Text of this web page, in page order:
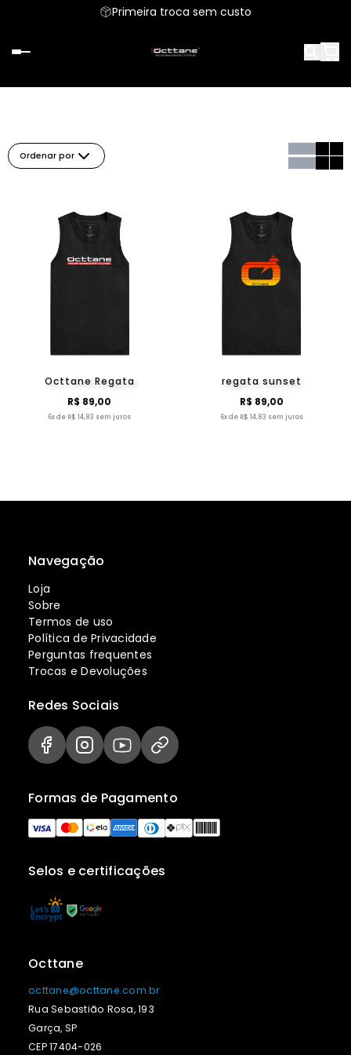
Primeira troca sem custo
Ordenar por
Octtane Regata
R$ 89,00
6x de R$ 14,83 sem juros
regata sunset
R$ 89,00
6x de R$ 14,83 sem juros
Navegação
Loja
Sobre
Termos de uso
Política de Privacidade
Perguntas frequentes
Trocas e Devoluções
Selos e certificações
Formas de Pagamento
Redes Sociais
Octtane
octtane@octtane.com.br
Rua Sebastião Rosa, 193
Garça, SP
CEP 17404-026